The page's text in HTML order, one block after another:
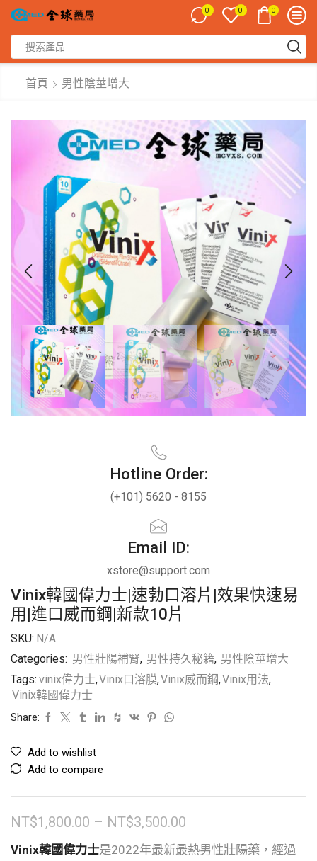
0 0 0
首頁 男性陰莖增大
Hotline Order:
(+101) 5620 - 8155
Email ID:
xstore@support.com
Vinix韓國偉力士|速勃口溶片|效果快速易
用|進口威而鋼|新款10片
SKU: N/A
Categories: 男性壯陽補腎, 男性持久秘籍, 男性陰莖增大
Tags: vinix偉力士,Vinix口溶膜,Vinix威而鋼,Vinix用法,
Vinix韓國偉力士
Share:
Add to wishlist
Add to compare
NT$1,800.00 – NT$3,500.00
Vinix韓國偉力士是2022年最新最熱男性壯陽藥，經過